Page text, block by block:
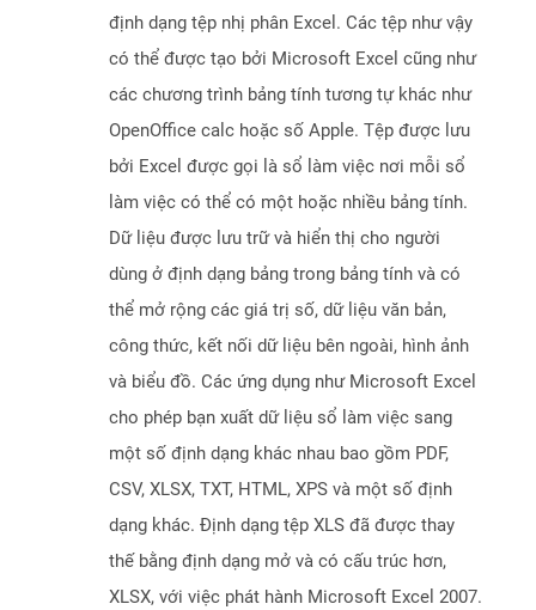
định dạng tệp nhị phân Excel. Các tệp như vậy
có thể được tạo bởi Microsoft Excel cũng như
các chương trình bảng tính tương tự khác như
OpenOffice calc hoặc số Apple. Tệp được lưu
bởi Excel được gọi là sổ làm việc nơi mỗi sổ
làm việc có thể có một hoặc nhiều bảng tính.
Dữ liệu được lưu trữ và hiển thị cho người
dùng ở định dạng bảng trong bảng tính và có
thể mở rộng các giá trị số, dữ liệu văn bản,
công thức, kết nối dữ liệu bên ngoài, hình ảnh
và biểu đồ. Các ứng dụng như Microsoft Excel
cho phép bạn xuất dữ liệu sổ làm việc sang
một số định dạng khác nhau bao gồm PDF,
CSV, XLSX, TXT, HTML, XPS và một số định
dạng khác. Định dạng tệp XLS đã được thay
thế bằng định dạng mở và có cấu trúc hơn,
XLSX, với việc phát hành Microsoft Excel 2007.